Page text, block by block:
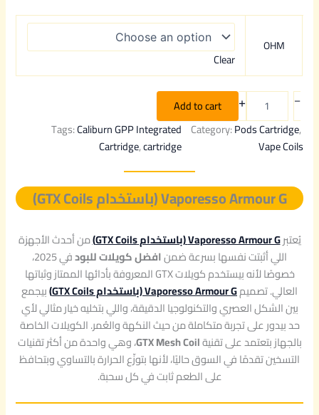
OHM
Clear
–
+
Add to cart
Category:Pods Cartridge,
Vape Coils
Tags:Caliburn GPP Integrated
Cartridge, cartridge
Vaporesso Armour G (باستخدام GTX Coils)
يُعتبرVaporesso Armour G (باستخدام GTX Coils)
من أحدث الأجهزة
اللي أثبتت نفسها بسرعة ضمنافضل كويلات للبود
في 2025،
خصوصًا لأنه بيستخدم كويلات GTX المعروفة بأدائها الممتاز وثباتها
العالي. تصميمVaporesso Armour G (باستخدام GTX Coils)
بيجمع
بين الشكل العصري والتكنولوجيا الدقيقة، واللي بتخليه خيار مثالي لأي
حد بيدور على تجربة متكاملة من حيث النكهة والعُمر. الكويلات الخاصة
بالجهاز بتعتمد على تقنيةGTX Mesh Coil، وهي واحدة من أكثر تقنيات
التسخين تقدمًا في السوق حاليًا، لأنها بتوزّع الحرارة بالتساوي وبتحافظ
على الطعم ثابت في كل سحبة.